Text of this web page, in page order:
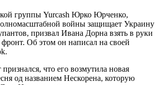
группы Yurcash Юрко Юрченко,
войны защищает Украину
призвал Ивана Дорна взять в руки
Об этом он написал на своей
что его возмутила новая
од названием Нескорена, которую